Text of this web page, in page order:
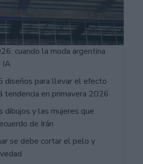
cuando la moda argentina
IA
diseños para llevar el efecto
tendencia en primavera 2026
dibujos y las mujeres que
de Irán
se debe cortar el pelo y